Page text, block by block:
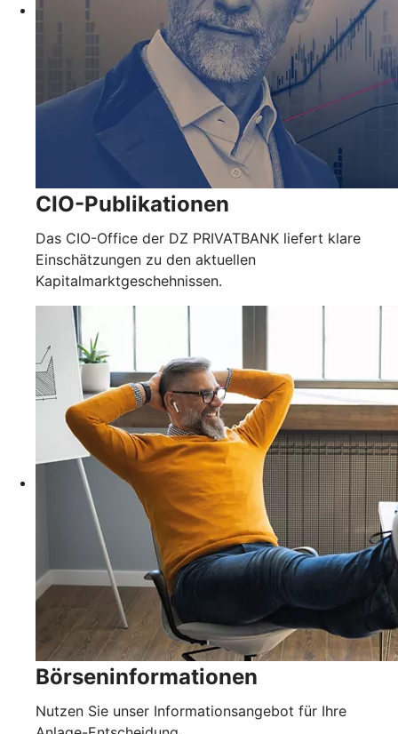
CIO-Publikationen
Das CIO-Office der DZ PRIVATBANK liefert klare
Einschätzungen zu den aktuellen
Kapitalmarktgeschehnissen.
Börseninformationen
Nutzen Sie unser Informationsangebot für Ihre